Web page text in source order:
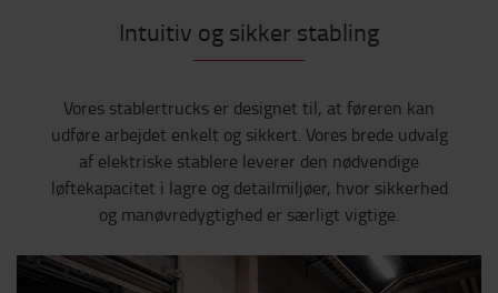
Intuitiv og sikker stabling
Vores stablertrucks er designet til, at føreren kan
udføre arbejdet enkelt og sikkert. Vores brede udvalg
af elektriske stablere leverer den nødvendige
løftekapacitet i lagre og detailmiljøer, hvor sikkerhed
og manøvredygtighed er særligt vigtige.